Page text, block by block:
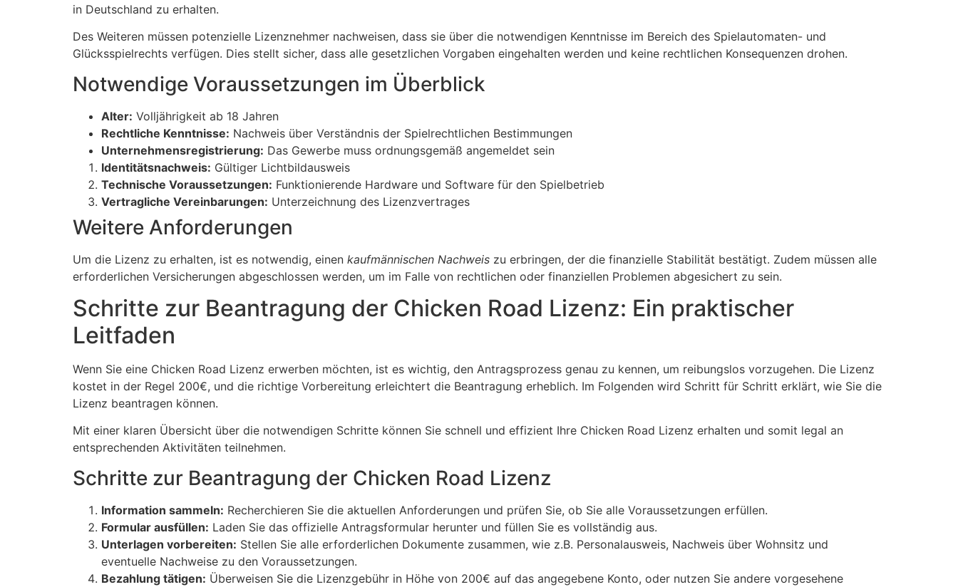
in Deutschland zu erhalten.
Des Weiteren müssen potenzielle Lizenznehmer nachweisen, dass sie über die notwendigen Kenntnisse im Bereich des Spielautomaten- und
Glücksspielrechts verfügen. Dies stellt sicher, dass alle gesetzlichen Vorgaben eingehalten werden und keine rechtlichen Konsequenzen drohen.
Notwendige Voraussetzungen im Überblick
Alter: Volljährigkeit ab 18 Jahren
Rechtliche Kenntnisse: Nachweis über Verständnis der Spielrechtlichen Bestimmungen
Unternehmensregistrierung: Das Gewerbe muss ordnungsgemäß angemeldet sein
Identitätsnachweis: Gültiger Lichtbildausweis
Technische Voraussetzungen: Funktionierende Hardware und Software für den Spielbetrieb
Vertragliche Vereinbarungen: Unterzeichnung des Lizenzvertrages
Weitere Anforderungen
Um die Lizenz zu erhalten, ist es notwendig, einen kaufmännischen Nachweis zu erbringen, der die finanzielle Stabilität bestätigt. Zudem müssen alle
erforderlichen Versicherungen abgeschlossen werden, um im Falle von rechtlichen oder finanziellen Problemen abgesichert zu sein.
Schritte zur Beantragung der Chicken Road Lizenz: Ein praktischer
Leitfaden
Wenn Sie eine Chicken Road Lizenz erwerben möchten, ist es wichtig, den Antragsprozess genau zu kennen, um reibungslos vorzugehen. Die Lizenz
kostet in der Regel 200€, und die richtige Vorbereitung erleichtert die Beantragung erheblich. Im Folgenden wird Schritt für Schritt erklärt, wie Sie die
Lizenz beantragen können.
Mit einer klaren Übersicht über die notwendigen Schritte können Sie schnell und effizient Ihre Chicken Road Lizenz erhalten und somit legal an
entsprechenden Aktivitäten teilnehmen.
Schritte zur Beantragung der Chicken Road Lizenz
Information sammeln: Recherchieren Sie die aktuellen Anforderungen und prüfen Sie, ob Sie alle Voraussetzungen erfüllen.
Formular ausfüllen: Laden Sie das offizielle Antragsformular herunter und füllen Sie es vollständig aus.
Unterlagen vorbereiten: Stellen Sie alle erforderlichen Dokumente zusammen, wie z.B. Personalausweis, Nachweis über Wohnsitz und
eventuelle Nachweise zu den Voraussetzungen.
Bezahlung tätigen: Überweisen Sie die Lizenzgebühr in Höhe von 200€ auf das angegebene Konto, oder nutzen Sie andere vorgesehene